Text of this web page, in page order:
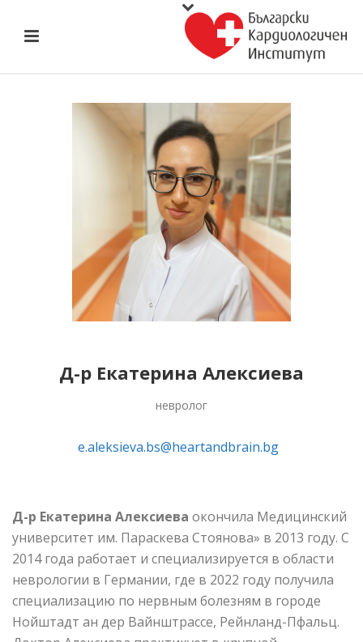
Д-р Екатерина Алексиева
невролог
e.aleksieva.bs@heartandbrain.bg
Д-р Екатерина Алексиева окончила Медицинский
университет им. Параскева Стоянова» в 2013 году. С
2014 года работает и специализируется в области
неврологии в Германии, где в 2022 году получила
специализацию по нервным болезням в городе
Нойштадт ан дер Вайнштрассе, Рейнланд-Пфальц.